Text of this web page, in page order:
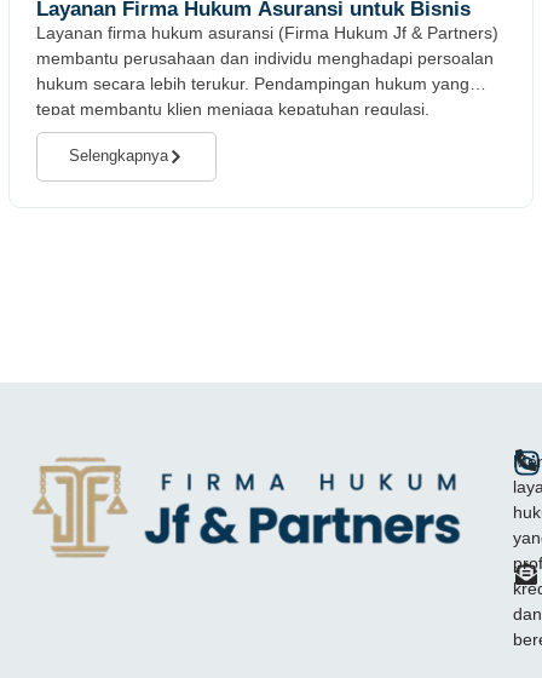
Layanan Firma Hukum Asuransi untuk Bisnis
Layanan firma hukum asuransi (Firma Hukum Jf & Partners)
membantu perusahaan dan individu menghadapi persoalan
hukum secara lebih terukur. Pendampingan hukum yang
tepat membantu klien menjaga kepatuhan regulasi,
mengurangi risiko
Selengkapnya
dan